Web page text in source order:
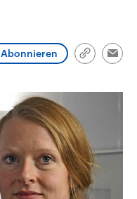
Abonnieren
Link